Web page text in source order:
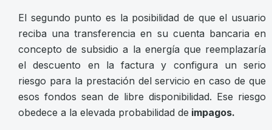
El segundo punto es la posibilidad de que el usuario
reciba una transferencia en su cuenta bancaria en
concepto de subsidio a la energía que reemplazaría
el descuento en la factura y configura un serio
riesgo para la prestación del servicio en caso de que
esos fondos sean de libre disponibilidad. Ese riesgo
obedece a la elevada probabilidad de impagos.